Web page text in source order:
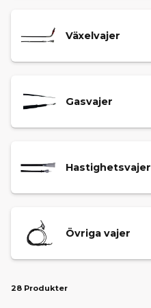
Växelvajer
Gasvajer
Hastighetsvajer
Övriga vajer
28 Produkter